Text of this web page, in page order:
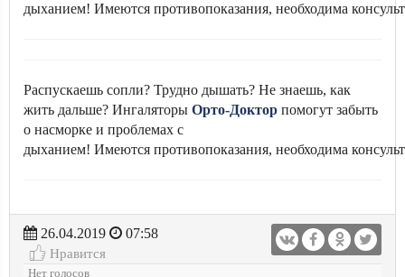
дыханием! Имеются противопоказания, необходима
Распускаешь сопли? Трудно дышать? Не знаешь, как
жить дальше? Ингаляторы Орто-Доктор помогут забыть
о насморке и проблемах с
дыханием! Имеются противопоказания, необходима
26.04.2019
07:58
Нравится
Нет голосов